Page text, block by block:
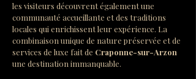
les visiteurs découvrent également une
communauté accueillante et des traditions
locales qui enrichissent leur expérience. La
combinaison unique de nature préservée et de
services de luxe fait de Craponne-sur-Arzon
une destination immanquable.